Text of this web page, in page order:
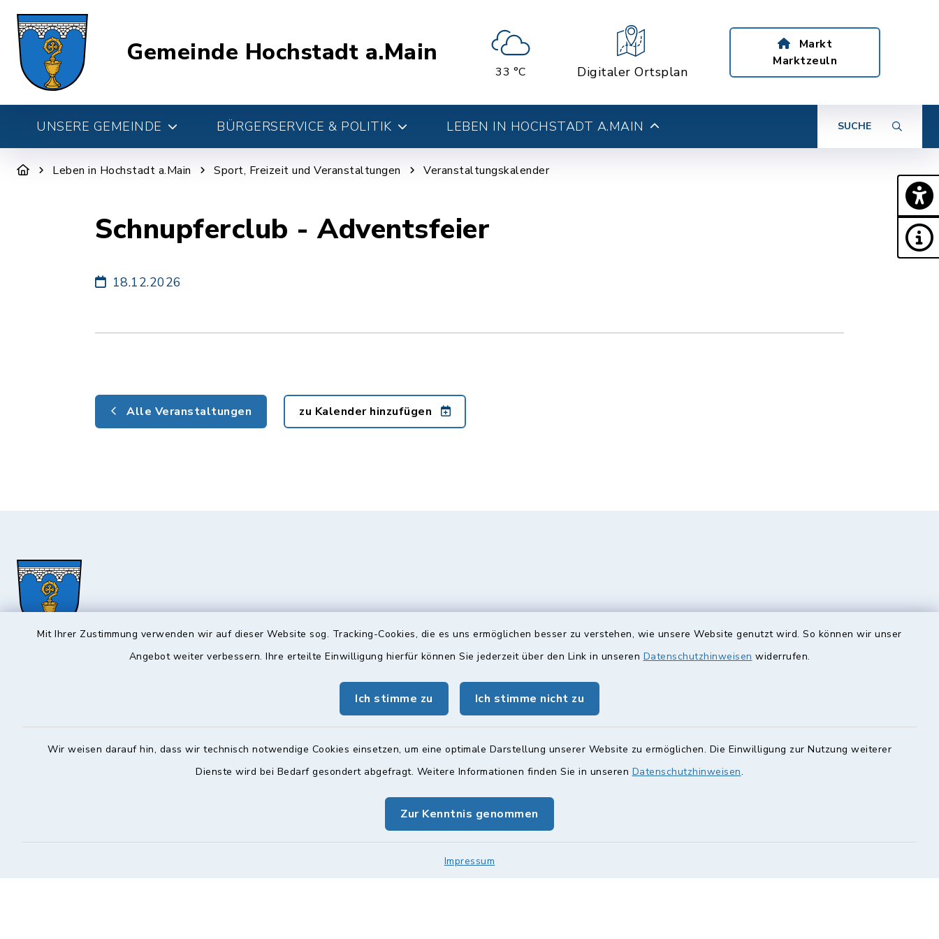
Mit Ihrer Zustimmung verwenden wir auf dieser Website sog. Tracking-Cookies, die es uns ermöglichen besser zu verstehen, wie unsere Website genutzt wird. So können wir unser
Angebot weiter verbessern. Ihre erteilte Einwilligung hierfür können Sie jederzeit über den Link in unseren Datenschutzhinweisen widerrufen.
Ich stimme zu Ich stimme nicht zu
Wir weisen darauf hin, dass wir technisch notwendige Cookies einsetzen, um eine optimale Darstellung unserer Website zu ermöglichen. Die Einwilligung zur Nutzung weiterer
Dienste wird bei Bedarf gesondert abgefragt. Weitere Informationen finden Sie in unseren Datenschutzhinweisen.
Zur Kenntnis genommen
Impressum
Gemeinde Hochstadt a.Main
33 °C Digitaler Ortsplan
Markt
Marktzeuln
UNSERE GEMEINDE BÜRGERSERVICE & POLITIK LEBEN IN HOCHSTADT A.MAIN SUCHE
Leben in Hochstadt a.Main Sport, Freizeit und Veranstaltungen Veranstaltungskalender
Schnupferclub - Adventsfeier
18.12.2026
Alle Veranstaltungen zu Kalender hinzufügen
Hochstadt a.Main
96272 Hochstadt a.Main
09574 6236-42
Öffnungszeiten
Montag, Mittwoch und Freitag:
Donnerstag zusätzlich:
14:30-18:00 Uhr
Bürgersprechstunde
Sprechstunde:
Weitere Informationen finden Sie hier.
Quicklinks
Obermain Jura
Veranstaltungskalender
geoPortal Lichtenfels